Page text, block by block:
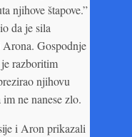
njihove štapove.”
da je sila
Gospodnje
razboritim
njihovu
ne nanese zlo.
i Aron prikazali